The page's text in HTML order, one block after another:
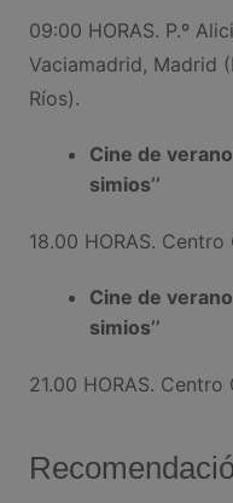
09:00 HORAS. P.º
Vaciamadrid, Madrid
Ríos).
Cine de verano
simios’’
18.00 HORAS.
Cine de verano
simios’’
21.00 HORAS.